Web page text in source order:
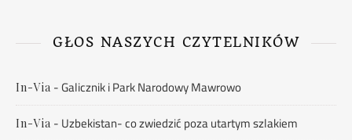
GŁOS NASZYCH CZYTELNIKÓW
In-Via -Galicznik i Park Narodowy Mawrowo
In-Via -Uzbekistan- co zwiedzić poza utartym szlakiem